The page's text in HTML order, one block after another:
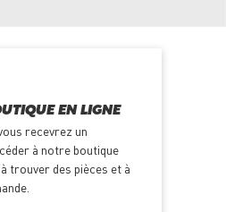
EN LIGNE
recevrez un
à notre boutique
trouver des pièces et à